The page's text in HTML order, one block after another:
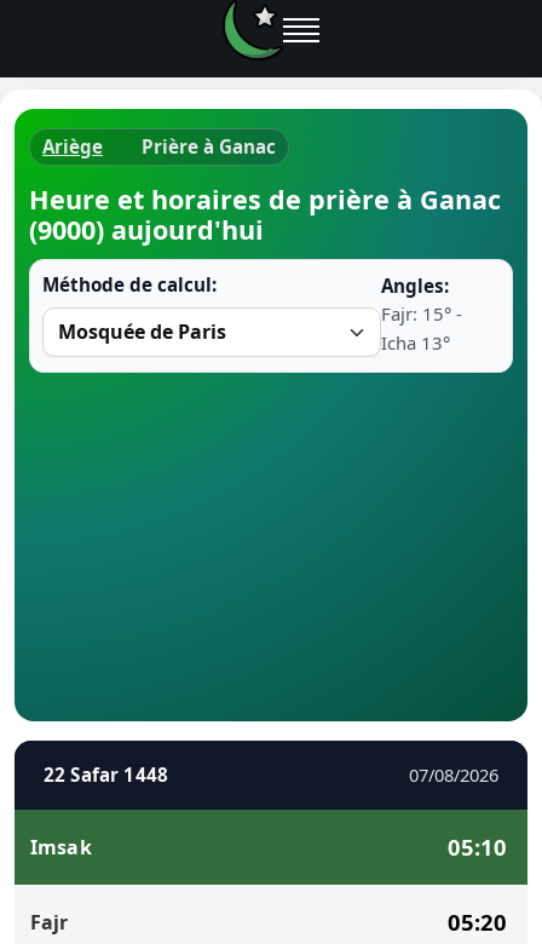
Ramadan
Ariège Prière à Ganac
Heure et horaires de prière à Ganac
(9000) aujourd'hui
Méthode de calcul:
Angles:
Fajr: 15° -
Icha 13°
22 Safar 1448 07/08/2026
Imsak 05:10
Fajr 05:20